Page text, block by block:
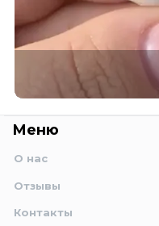
Меню
О нас
Отзывы
Контакты